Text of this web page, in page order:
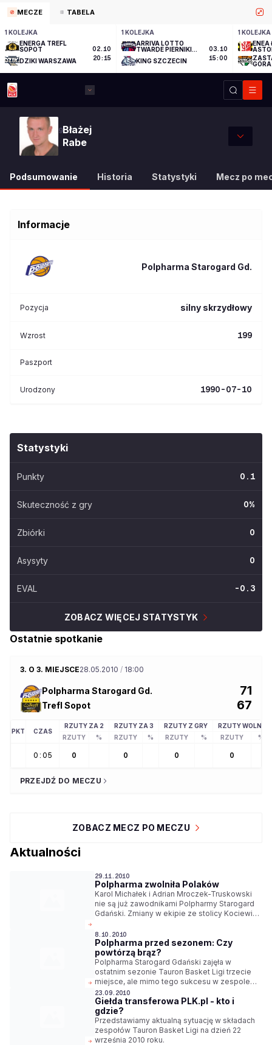
MECZE TABELA
1 KOLEJKA
ENERGA TREFL
SOPOT
DZIKI WARSZAWA
02.10
20:15
1 KOLEJKA
ARRIVA LOTTO
TWARDE PIERNIKI
KING SZCZECIN
03.10
15:00
1 KOLEJKA
ENEA
GÓRA
9Błażej
Rabe
Podsumowanie Historia Statystyki Mecz po
Informacje
Polpharma Starogard Gd.
Pozycja silny skrzydłowy
Wzrost 199
Paszport
Urodzony 1990-07-10
Statystyki
Punkty 0.1
Skuteczność z gry 0%
Zbiórki 0
Asysyty 0
EVAL -0.3
ZOBACZ WIĘCEJ STATYSTYK
Ostatnie spotkanie
3. O 3. MIEJSCE28.05.2010 / 18:00
Polpharma Starogard Gd. 71
Trefl Sopot 67
PKT CZAS
RZUTY ZA 2 RZUTY ZA 3 RZUTY Z GRY
RZUTY WOLNE
RZUTY
% RZUTY % RZUTY % RZUTY %
0:05 0 0 0 0
PRZEJDŹ DO MECZU
ZOBACZ MECZ PO MECZU
Aktualności
29.11.2010
Polpharma zwolniła Polaków
Karol Michałek i Adrian Mroczek-Truskowski
nie są już zawodnikami Polpharmy Starogard
Gdański. Zmiany w ekipie ze stolicy Kociewia
Polski Urosa Mirkovicia.
8.10.2010
Polpharma przed sezonem: Czy
powtórzą brąz?
Polpharma Starogard Gdański zajęła w
ostatnim sezonie Tauron Basket Ligi trzecie
miejsce, ale mimo tego sukcesu w zespole
znowu nastąpiły ogromne zmiany. Roman
Olszewski zastąpił Jarosława Poziemskiego
na pozycji prezesa klubu, a nowym trenerem
ekipy Kociewskich Diabłów został Paweł
Turkiewicz.
23.09.2010
Giełda transferowa PLK.pl - kto i
gdzie?
Przedstawiamy aktualną sytuację w składach
zespołów Tauron Basket Ligi na dzień 22
września 2010 roku.